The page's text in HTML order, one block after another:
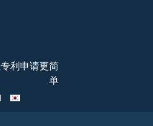
利申请更简
单